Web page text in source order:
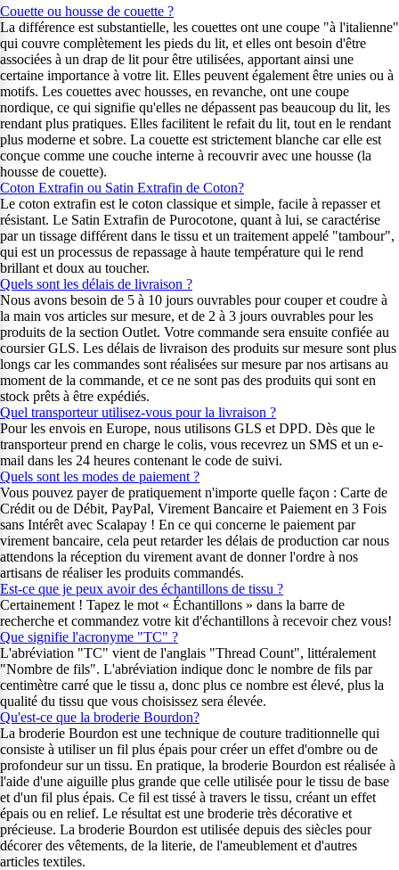
Couette ou housse de couette ?
La différence est substantielle, les couettes ont une coupe "à l'italienne"
qui couvre complètement les pieds du lit, et elles ont besoin d'être
associées à un drap de lit pour être utilisées, apportant ainsi une
certaine importance à votre lit. Elles peuvent également être unies ou à
motifs. Les couettes avec housses, en revanche, ont une coupe
nordique, ce qui signifie qu'elles ne dépassent pas beaucoup du lit, les
rendant plus pratiques. Elles facilitent le refait du lit, tout en le rendant
plus moderne et sobre. La couette est strictement blanche car elle est
conçue comme une couche interne à recouvrir avec une housse (la
housse de couette).
Coton Extrafin ou Satin Extrafin de Coton?
Le coton extrafin est le coton classique et simple, facile à repasser et
résistant. Le Satin Extrafin de Purocotone, quant à lui, se caractérise
par un tissage différent dans le tissu et un traitement appelé "tambour",
qui est un processus de repassage à haute température qui le rend
brillant et doux au toucher.
Quels sont les délais de livraison ?
Nous avons besoin de 5 à 10 jours ouvrables pour couper et coudre à
la main vos articles sur mesure, et de 2 à 3 jours ouvrables pour les
produits de la section Outlet. Votre commande sera ensuite confiée au
coursier GLS. Les délais de livraison des produits sur mesure sont plus
longs car les commandes sont réalisées sur mesure par nos artisans au
moment de la commande, et ce ne sont pas des produits qui sont en
stock prêts à être expédiés.
Quel transporteur utilisez-vous pour la livraison ?
Pour les envois en Europe, nous utilisons GLS et DPD. Dès que le
transporteur prend en charge le colis, vous recevrez un SMS et un e-
mail dans les 24 heures contenant le code de suivi.
Quels sont les modes de paiement ?
Vous pouvez payer de pratiquement n'importe quelle façon : Carte de
Crédit ou de Débit, PayPal, Virement Bancaire et Paiement en 3 Fois
sans Intérêt avec Scalapay ! En ce qui concerne le paiement par
virement bancaire, cela peut retarder les délais de production car nous
attendons la réception du virement avant de donner l'ordre à nos
artisans de réaliser les produits commandés.
Est-ce que je peux avoir des échantillons de tissu ?
Certainement ! Tapez le mot « Échantillons » dans la barre de
recherche et commandez votre kit d'échantillons à recevoir chez vous!
Que signifie l'acronyme "TC" ?
L'abréviation "TC" vient de l'anglais "Thread Count", littéralement
"Nombre de fils". L'abréviation indique donc le nombre de fils par
centimètre carré que le tissu a, donc plus ce nombre est élevé, plus la
qualité du tissu que vous choisissez sera élevée.
Qu'est-ce que la broderie Bourdon?
La broderie Bourdon est une technique de couture traditionnelle qui
consiste à utiliser un fil plus épais pour créer un effet d'ombre ou de
profondeur sur un tissu. En pratique, la broderie Bourdon est réalisée à
l'aide d'une aiguille plus grande que celle utilisée pour le tissu de base
et d'un fil plus épais. Ce fil est tissé à travers le tissu, créant un effet
épais ou en relief. Le résultat est une broderie très décorative et
précieuse. La broderie Bourdon est utilisée depuis des siècles pour
décorer des vêtements, de la literie, de l'ameublement et d'autres
articles textiles.